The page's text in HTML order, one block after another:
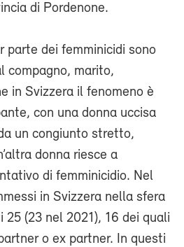
di Pordenone.
parte dei femminicidi sono
compagno, marito,
in Svizzera il fenomeno è
con una donna uccisa
un congiunto stretto,
donna riesce a
di femminicidio. Nel
in Svizzera nella sfera
(23 nel 2021), 16 dei quali
o ex partner. In questi